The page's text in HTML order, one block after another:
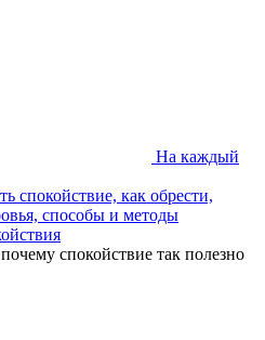
На каждый
спокойствие, как обрести,
способы и методы
спокойствие так полезно